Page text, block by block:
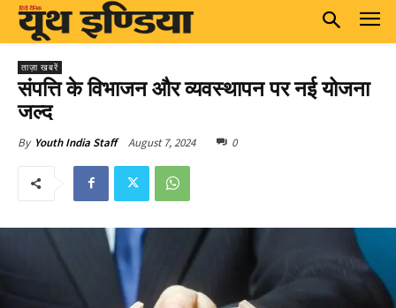
ताज़ा खबरें
संपत्ति के विभाजन और व्यवस्थापन पर नई योजना
जल्द
By Youth India Staff August 7, 2024 0